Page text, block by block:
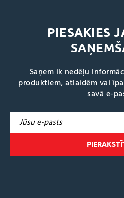
PIESAKIES
Saņem ik nedēļu
produktiem, atlaidēm vai
savā e-